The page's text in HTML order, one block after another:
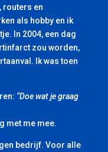
routers en
als hobby en ik
In 2004, een dag
zou worden,
Ik was toen
“Doe wat je graag
met me mee.
bedrijf. Voor alle